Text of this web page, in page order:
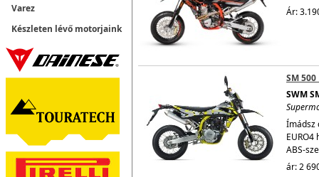
Varez
Készleten lévő motorjaink
Ár:
SM 500
SWM
Ímádsz
ABS-
ár: 2